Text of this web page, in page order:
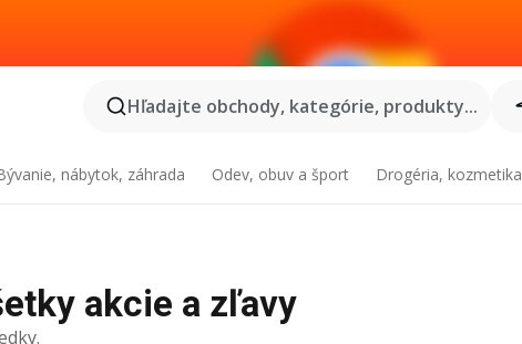
Hľadajte obchody, kategórie, produkty...
nábytok, záhrada Odev, obuv a šport Drogéria, kozmetika
akcie a zľavy